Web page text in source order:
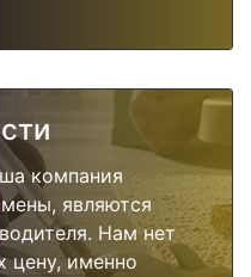
компания
являются
Нам нет
цену, именно